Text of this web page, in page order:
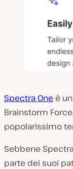
Spectra One è
Brainstorm
popolarissimo
Sebbene
parte dei suoi